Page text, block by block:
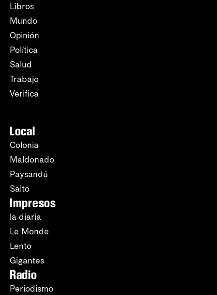
Libros
Mundo
Opinión
Política
Salud
Trabajo
Verifica
Local
Colonia
Maldonado
Paysandú
Salto
Impresos
la diaria
Le Monde
Lento
Gigantes
Radio
Periodismo